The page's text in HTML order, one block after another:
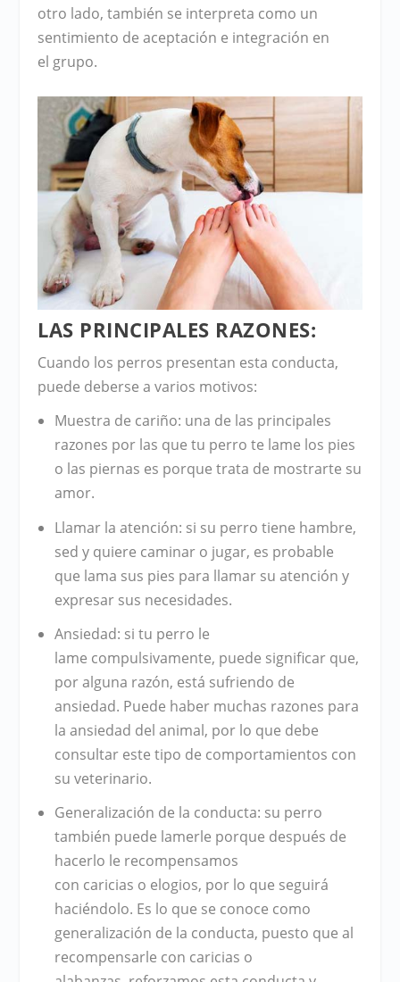
otro lado, también se interpreta como un
sentimiento deaceptación e integración en
el grupo.
LAS PRINCIPALES RAZONES:
Cuando los perros presentan esta conducta,
puede deberse a varios motivos:
Muestra de cariño: una de las principales
razones por las que tu perro te lame los pies
o las piernas es porque trata de mostrarte su
amor.
Llamar la atención: si su perro tiene hambre,
sed y quiere caminar o jugar, es probable
que lama sus pies para llamar su atención y
expresar sus necesidades.
Ansiedad: si tu perro le
lame compulsivamente, puede significar que,
por alguna razón, está sufriendo de
ansiedad. Puede haber muchas razones para
la ansiedad del animal, por lo que debe
consultar este tipo de comportamientos con
su veterinario.
Generalización de la conducta: su perro
también puede lamerle porque después de
hacerlo le recompensamos
con caricias o elogios, por lo que seguirá
haciéndolo. Es lo que se conoce como
generalización de la conducta, puesto que al
recompensarle con caricias o